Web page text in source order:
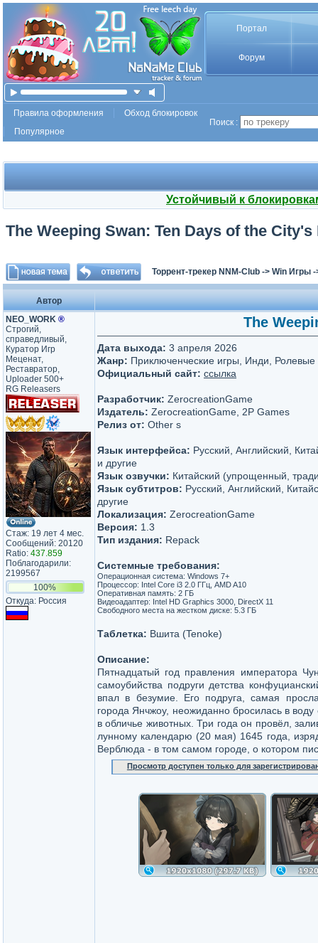
Портал
Форум
Правила оформления
Обход блокировок
Популярное
Поиск :
Устойчивый к
The Weeping Swan: Ten Days of the
Торрент-трекер NNM-Club -> Win Игры
Автор
NEO_WORK ®
Строгий,
справедливый,
Куратор Игр
Меценат,
Реставратор,
Uploader 500+
RG Releasers
Стаж: 19 лет 4 мес.
Сообщений: 20120
Ratio: 437.859
Поблагодарили:
2199567
100%
Откуда: Россия
The
Дата выхода: 3 апреля 2026
Жанр: Приключенческие игры, Инди, Ролевые
Официальный сайт: ссылка
Разработчик: ZerocreationGame
Издатель: ZerocreationGame, 2P Games
Релиз от: Other s
Язык интерфейса: Русский, Английский,
и другие
Язык озвучки: Китайский (упрощенный,
Язык субтитров: Русский, Английский,
другие
Локализация: ZerocreationGame
Версия: 1.3
Тип издания: Repack
Системные требования:
Операционная система: Windows 7+
Процессор: Intel Core i3 2.0 ГГц, AMD A10
Оперативная память: 2 ГБ
Видеоадаптер: Intel HD Graphics 3000, DirectX 11
Свободного места на жестком диске: 5.3 ГБ
Таблетка: Вшита (Tenoke)
Описание:
Пятнадцатый год правления императора
самоубийства подруги детства
впал в безумие. Его подруга, самая
города Янчжоу, неожиданно бросилась в
в обличье животных. Три года он провёл,
лунному календарю (20 мая) 1645 года,
Верблюда - в том самом городе, о котором
Просмотр доступен только для